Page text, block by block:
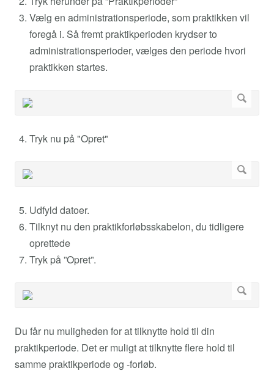
Vælg en administrationsperiode, som praktikken vil
foregå i. Så fremt praktikperioden krydser to
administrationsperioder, vælges den periode hvori
praktikken startes.
Tryk nu på "Opret"
Udfyld datoer.
Tilknyt nu den praktikforløbsskabelon, du tidligere
oprettede
Tryk på ”Opret”.
Du får nu muligheden for at tilknytte hold til din
praktikperiode. Det er muligt at tilknytte flere hold til
samme praktikperiode og -forløb.